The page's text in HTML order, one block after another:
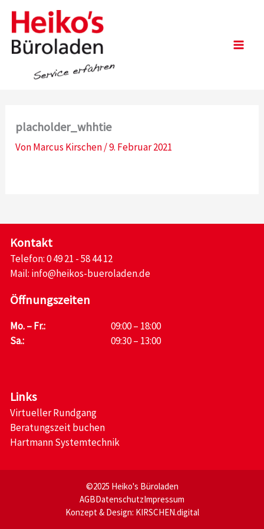
Inhalt
springen
placholder_whhtie
VonMarcus Kirschen/9. Februar 2021
Kontakt
Telefon:0 49 21 - 58 44 12
Mail: info@heikos-bueroladen.de
Öffnungszeiten
Mo. – Fr.:
09:00 – 18:00
Sa.:
09:30 – 13:00
Links
Virtueller Rundgang
Beratungszeit buchen
Hartmann Systemtechnik
©2025 Heiko's Büroladen
AGBDatenschutzImpressum
Konzept & Design: KIRSCHEN.digital